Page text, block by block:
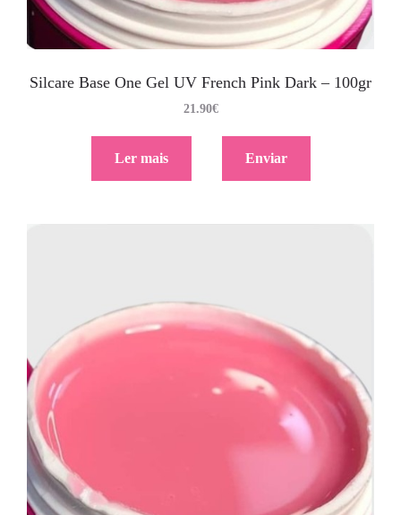
Silcare Base One Gel UV French Pink Dark – 100gr
21.90€
Ler mais Enviar